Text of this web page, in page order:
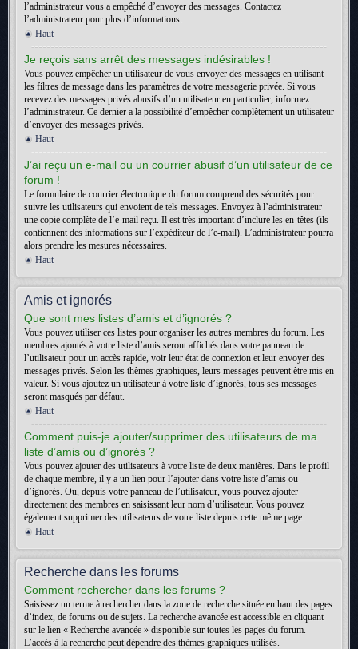
l’administrateur vous a empêché d’envoyer des messages. Contactez
l’administrateur pour plus d’informations.
Haut
Je reçois sans arrêt des messages indésirables !
Vous pouvez empêcher un utilisateur de vous envoyer des messages en utilisant
les filtres de message dans les paramètres de votre messagerie privée. Si vous
recevez des messages privés abusifs d’un utilisateur en particulier, informez
l’administrateur. Ce dernier a la possibilité d’empêcher complètement un utilisateur
d’envoyer des messages privés.
Haut
J’ai reçu un e-mail ou un courrier abusif d’un utilisateur de ce
forum !
Le formulaire de courrier électronique du forum comprend des sécurités pour
suivre les utilisateurs qui envoient de tels messages. Envoyez à l’administrateur
une copie complète de l’e-mail reçu. Il est très important d’inclure les en-têtes (ils
contiennent des informations sur l’expéditeur de l’e-mail). L’administrateur pourra
alors prendre les mesures nécessaires.
Haut
Amis et ignorés
Que sont mes listes d’amis et d’ignorés ?
Vous pouvez utiliser ces listes pour organiser les autres membres du forum. Les
membres ajoutés à votre liste d’amis seront affichés dans votre panneau de
l’utilisateur pour un accès rapide, voir leur état de connexion et leur envoyer des
messages privés. Selon les thèmes graphiques, leurs messages peuvent être mis en
valeur. Si vous ajoutez un utilisateur à votre liste d’ignorés, tous ses messages
seront masqués par défaut.
Haut
Comment puis-je ajouter/supprimer des utilisateurs de ma
liste d’amis ou d’ignorés ?
Vous pouvez ajouter des utilisateurs à votre liste de deux manières. Dans le profil
de chaque membre, il y a un lien pour l’ajouter dans votre liste d’amis ou
d’ignorés. Ou, depuis votre panneau de l’utilisateur, vous pouvez ajouter
directement des membres en saisissant leur nom d’utilisateur. Vous pouvez
également supprimer des utilisateurs de votre liste depuis cette même page.
Haut
Recherche dans les forums
Comment rechercher dans les forums ?
Saisissez un terme à rechercher dans la zone de recherche située en haut des pages
d’index, de forums ou de sujets. La recherche avancée est accessible en cliquant
sur le lien « Recherche avancée » disponible sur toutes les pages du forum.
L’accès à la recherche peut dépendre des thèmes graphiques utilisés.